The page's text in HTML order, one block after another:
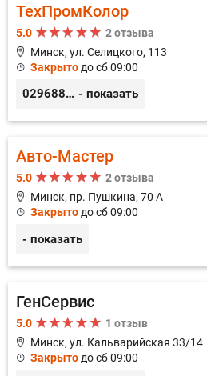
ТехПромКолор
5.0
2 отзыва
Минск, ул. Селицкого, 113
Закрыто до сб 09:00
0296889898 - показать
Авто-Мастер
5.0
2 отзыва
Минск, пр. Пушкина, 70 А
Закрыто до сб 09:00
- показать
ГенСервис
5.0
1 отзыв
Минск, ул. Кальварийская 33/14
Закрыто до сб 09:00